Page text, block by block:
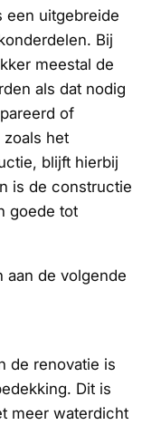
een uitgebreide
Bij
meestal de
als dat nodig
of
zoals het
blijft hierbij
is de constructie
goede tot
aan de volgende
de renovatie is
Dit is
meer waterdicht